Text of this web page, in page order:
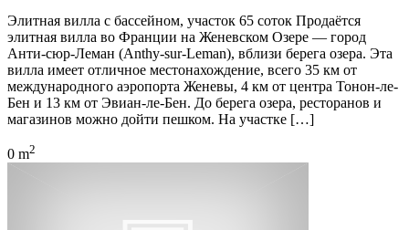
Элитная вилла с бассейном, участок 65 соток Продаётся
элитная вилла во Франции на Женевском Озере — город
Анти-сюр-Леман (Anthy-sur-Leman), вблизи берега озера. Эта
вилла имеет отличное местонахождение, всего 35 км от
международного аэропорта Женевы, 4 км от центра Тонон-ле-
Бен и 13 км от Эвиан-ле-Бен. До берега озера, ресторанов и
магазинов можно дойти пешком. На участке […]
0 m2